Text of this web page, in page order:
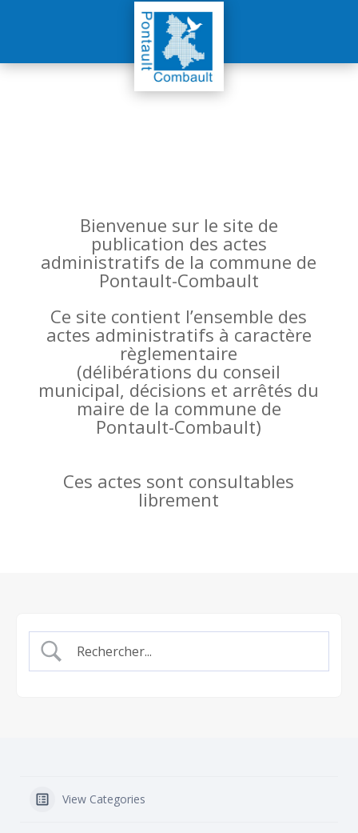
Bienvenue sur le site de
publication des actes
administratifs de la commune de
Pontault-Combault
Ce site contient l’ensemble des
actes administratifs à caractère
règlementaire
(délibérations du conseil
municipal, décisions et arrêtés du
maire de la commune de
Pontault-Combault)
Ces actes sont consultables
librement
View Categories